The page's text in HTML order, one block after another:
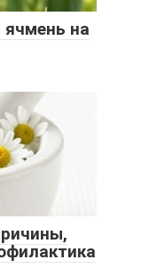
ячмень на